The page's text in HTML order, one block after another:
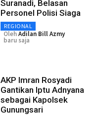
Suranadi, Belasan
Personel Polisi Siaga
REGIONAL
OlehAdilan Bill Azmy
baru saja
AKP Imran Rosyadi
Gantikan Iptu Adnyana
sebagai Kapolsek
Gunungsari